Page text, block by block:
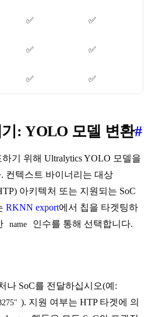
✅ ✅
✅ ✅
✅ ✅
: YOLO 모델 변환#
기 위해 Ultralytics YOLO 모델을
컨텍스트 바이너리는 대상
아키텍처 또는 지원되는 SoC
RKNN export에서 칩을 타겟팅하
name 인수를 통해 선택합니다.
나 SoC를 전달하십시오(예:
). 지원 여부는 HTP 타겟에 의